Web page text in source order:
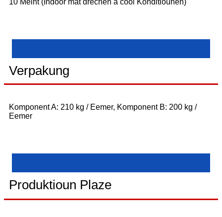
10 Méint (Indoor mat dréchen a cool Konditiounen)
Verpakung
Komponent A: 210 kg / Eemer, Komponent B: 200 kg /
Eemer
Produktioun Plaze